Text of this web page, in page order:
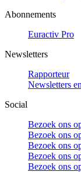
Abonnements
Euractiv Pro
Newsletters
Rapporteur
Newsletters
Social
Bezoek ons
Bezoek ons
Bezoek ons
Bezoek ons
Bezoek ons